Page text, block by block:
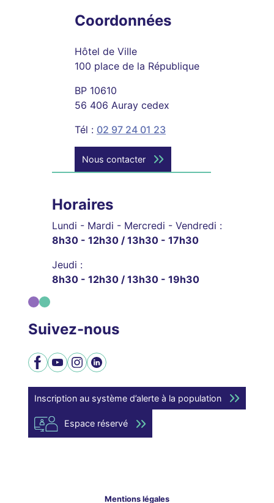
Coordonnées
Hôtel de Ville
100 place de la République
BP 10610
56 406 Auray cedex
Tél : 02 97 24 01 23
Nous contacter
Horaires
Lundi - Mardi - Mercredi - Vendredi :
8h30 - 12h30 / 13h30 - 17h30
Jeudi :
8h30 - 12h30 / 13h30 - 19h30
Suivez-nous
Facebook
YouTubeInstagram
LinkedIn
Inscription au système d’alerte à la population
Espace réservé
Mentions légales